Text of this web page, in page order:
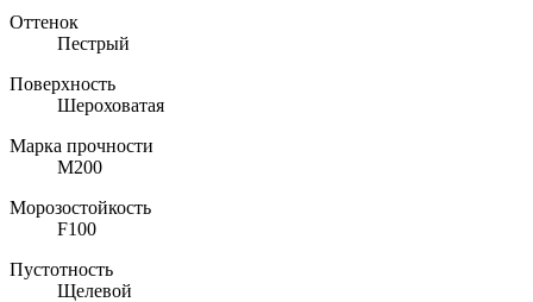
Оттенок
Пестрый
Поверхность
Шероховатая
Марка прочности
M200
Морозостойкость
F100
Пустотность
Щелевой